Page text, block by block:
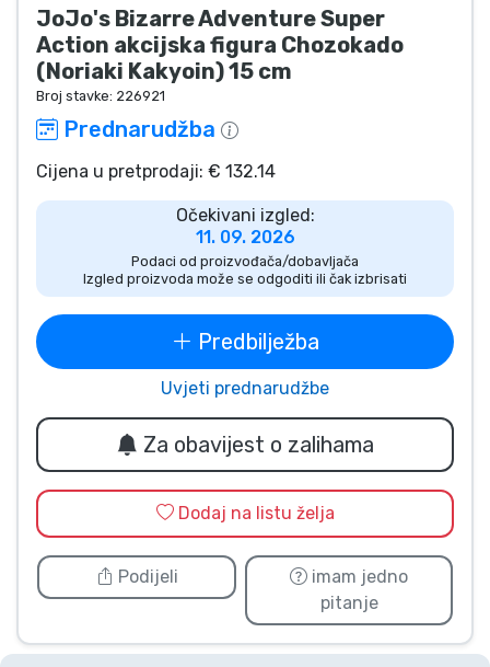
JoJo's Bizarre Adventure Super
Action akcijska figura Chozokado
(Noriaki Kakyoin) 15 cm
Broj stavke: 226921
Prednarudžba
Cijena u pretprodaji: € 132.14
Očekivani izgled:
11. 09. 2026
Podaci od proizvođača/dobavljača
Izgled proizvoda može se odgoditi ili čak izbrisati
Predbilježba
Uvjeti prednarudžbe
Za obavijest o zalihama
Dodaj na listu želja
Podijeli
imam jedno
pitanje
Sportski proizvodi
Glazbeni proizvodi
Vrste proizvoda